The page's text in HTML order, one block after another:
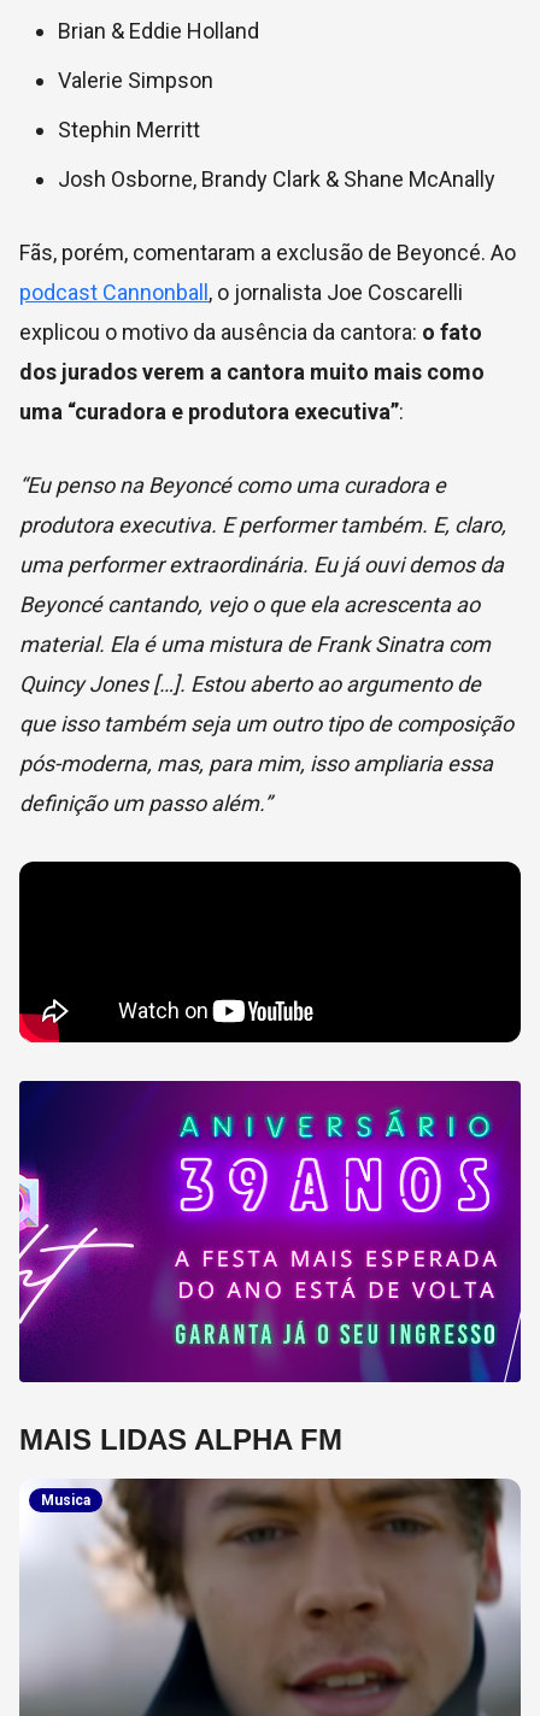
Brian & Eddie Holland
Valerie Simpson
Stephin Merritt
Josh Osborne, Brandy Clark & Shane McAnally
Fãs, porém, comentaram a exclusão de Beyoncé. Ao
podcast Cannonball , o jornalista Joe Coscarelli
explicou o motivo da ausência da cantora: o fato
dos jurados verem a cantora muito mais como
uma “curadora e produtora executiva”:
“Eu penso na Beyoncé como uma curadora e
produtora executiva. E performer também. E, claro,
uma performer extraordinária. Eu já ouvi demos da
Beyoncé cantando, vejo o que ela acrescenta ao
material. Ela é uma mistura de Frank Sinatra com
Quincy Jones […]. Estou aberto ao argumento de
que isso também seja um outro tipo de composição
pós-moderna, mas, para mim, isso ampliaria essa
definição um passo além.”
MAIS LIDAS ALPHA FM
Musica